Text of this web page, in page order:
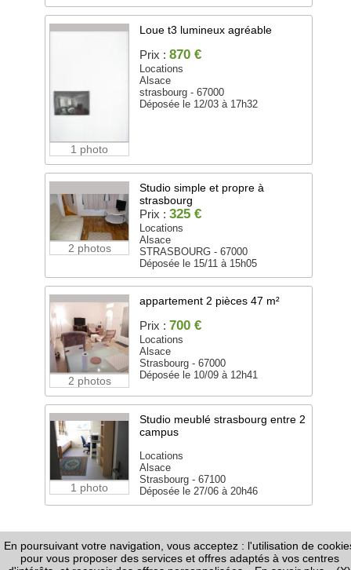
1 photo
Loue t3 lumineux agréable
Prix : 870 €
Locations
Alsace
strasbourg - 67000
Déposée le 12/03 à 17h32
2 photos
Studio simple et propre à
strasbourg
Prix : 325 €
Locations
Alsace
STRASBOURG - 67000
Déposée le 15/11 à 15h05
2 photos
appartement 2 pièces 47 m²
Prix : 700 €
Locations
Alsace
Strasbourg - 67000
Déposée le 10/09 à 12h41
1 photo
Studio meublé strasbourg entre 2
campus
Locations
Alsace
Strasbourg - 67100
Déposée le 27/06 à 20h46
FAQ -Règles de Diffusion-Informations Légales /
CGU- Page Google+ -Nous contacter
En poursuivant votre navigation, vous acceptez : l'utilisation de
pour vous proposer des services et offres adaptés à vos centres